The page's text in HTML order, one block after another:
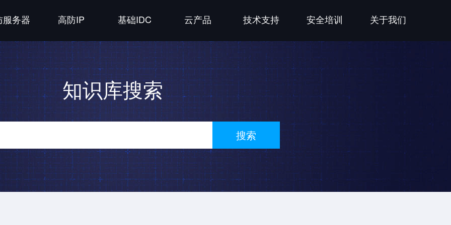
服务器 高防IP 基础IDC 云产品 技术支持 安全培训 关于我们
知识库搜索
搜索